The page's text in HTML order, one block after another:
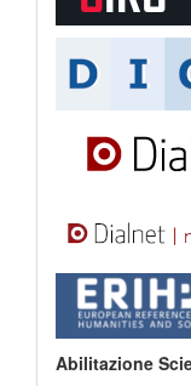
Abilitazione